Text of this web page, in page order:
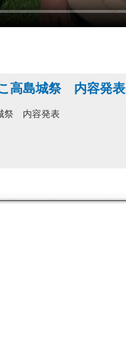
高島城祭 内容発表
祭 内容発表